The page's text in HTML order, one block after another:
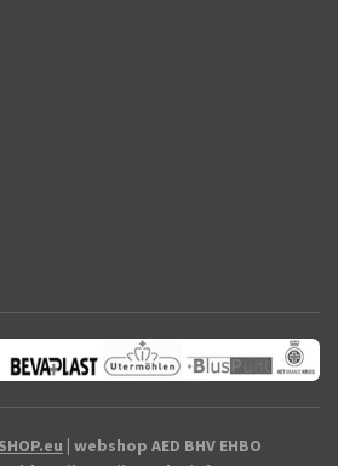
| webshop AED BHV EHBO